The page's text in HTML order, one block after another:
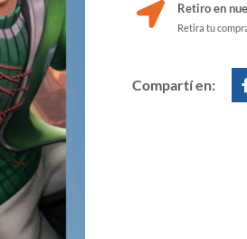
Retiro en
Retira tu
Compartí en: